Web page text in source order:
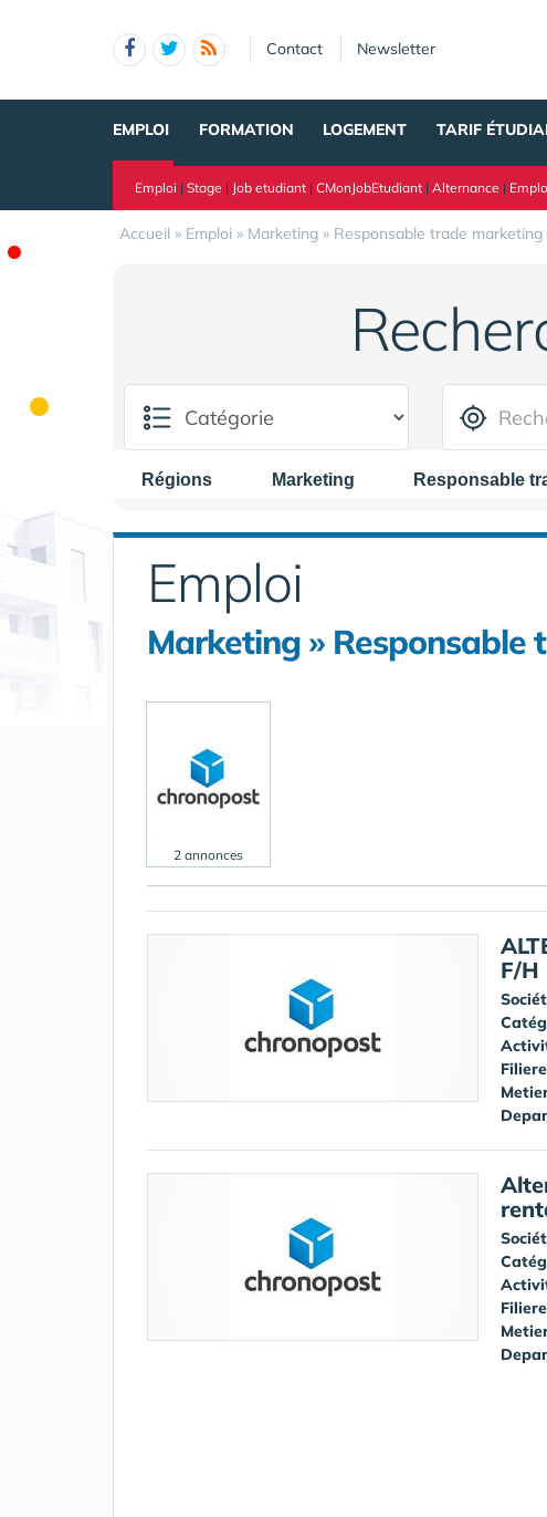
Contact Newsletter
EMPLOI FORMATION LOGEMENT TARIF
Emploi | Stage | Job etudiant | CMonJobEtudiant | Alternance |
Accueil » Emploi » Marketing » Responsable trade marketing
Régions Marketing Responsable
Emploi
Marketing » Responsable
2 annonces
F/H
Filiere
Filiere